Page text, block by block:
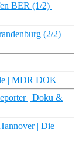
BER (1/2) |
(2/2) |
| MDR DOK
| Doku &
| Die